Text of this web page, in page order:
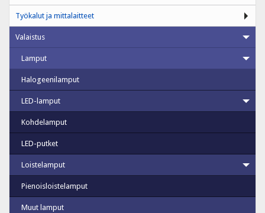
Työkalut ja mittalaitteet
Valaistus
Lamput
Halogeenilamput
LED-lamput
Kohdelamput
LED-putket
Loistelamput
Pienoisloistelamput
Muut lamput